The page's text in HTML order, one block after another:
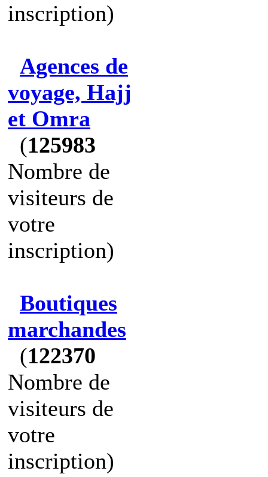
inscription)
Agences de
voyage, Hajj
et Omra
(125983
Nombre de
visiteurs de
votre
inscription)
Boutiques
marchandes
(122370
Nombre de
visiteurs de
votre
inscription)